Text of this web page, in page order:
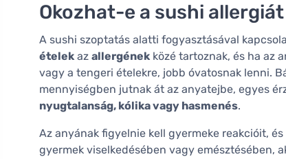
Okozhat-e a sushi
A sushi szoptatás alatti fogyasztásával
ételek az allergének közé tartoznak, és ha az
vagy a tengeri ételekre, jobb óvatosnak lenni.
mennyiségben jutnak át az anyatejbe, egyes
nyugtalanság, kólika vagy hasmenés.
Az anyának figyelnie kell gyermeke reakcióit,
gyermek viselkedésében vagy emésztésében,